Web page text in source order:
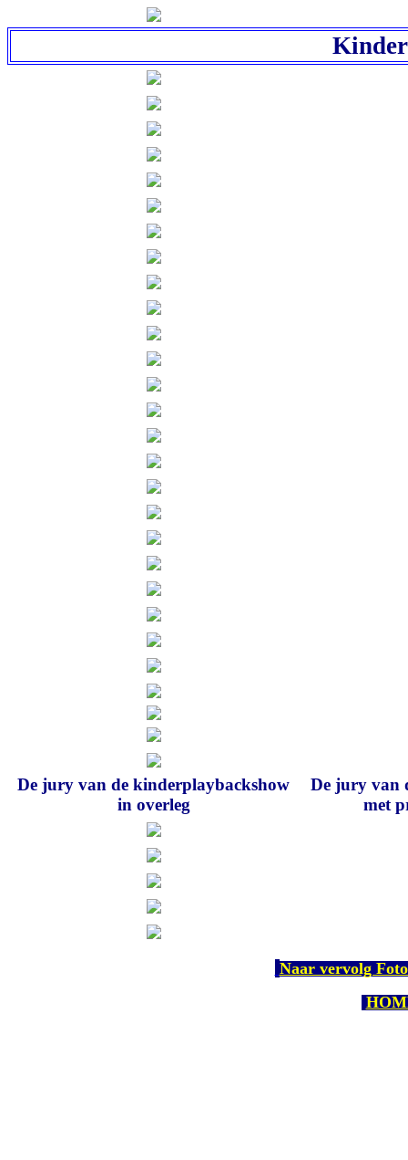
De jury van de kinderplaybackshow
in overleg
De jury van
met
Naar vervolg